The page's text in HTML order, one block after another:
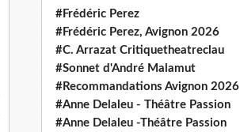
#Frédéric Perez
#Frédéric Perez, Avignon 2026
#C. Arrazat Critiquetheatreclau
#Sonnet d'André Malamut
#Recommandations Avignon 2026
#Anne Delaleu - Théâtre Passion
#Anne Delaleu -Théâtre Passion